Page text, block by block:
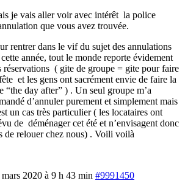
je vais aller voir avec intérêt la police
que vous avez trouvée.
rentrer dans le vif du sujet des annulations
année, tout le monde reporte évidement
réservations ( gite de groupe = gite pour faire
et les gens ont sacrément envie de faire la
“the day after” ) . Un seul groupe m’a
d’annuler purement et simplement mais
un cas très particulier ( les locataires ont
de déménager cet été et n’envisagent donc
de relouer chez nous) . Voili voilà
mars 2020 à 9 h 43 min #9991450